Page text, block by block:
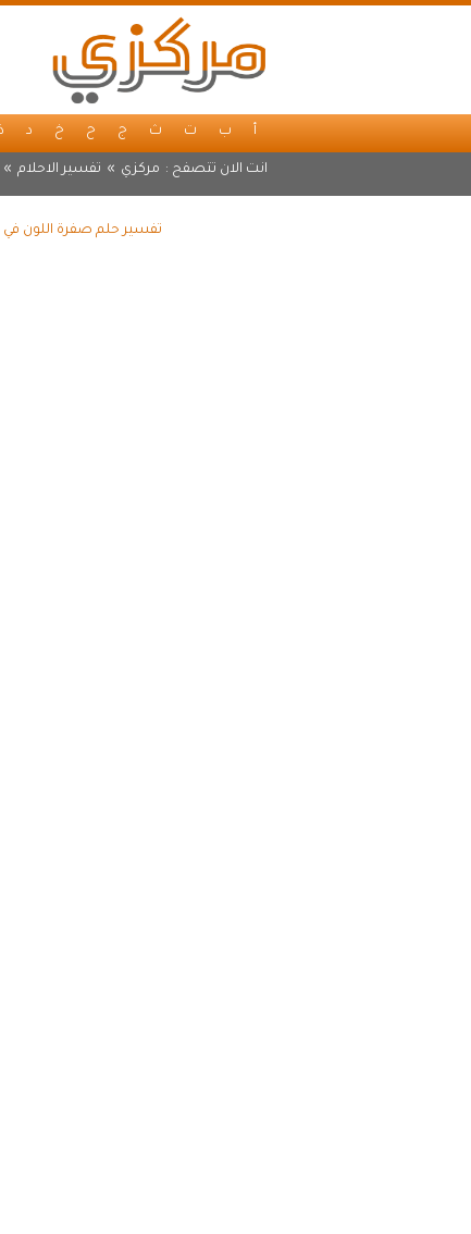
أ ب ت ث ج ح خ د
انت الان تتصفح : مركزي » تفسير الاحلام »
تفسير حلم صفرة اللون في